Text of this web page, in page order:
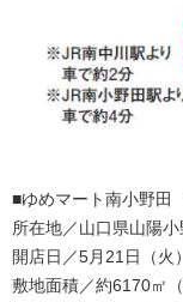
■ゆめマート南小野
所在地／山口県山陽
開店日／5月21日（火）
敷地面積／約6170㎡（